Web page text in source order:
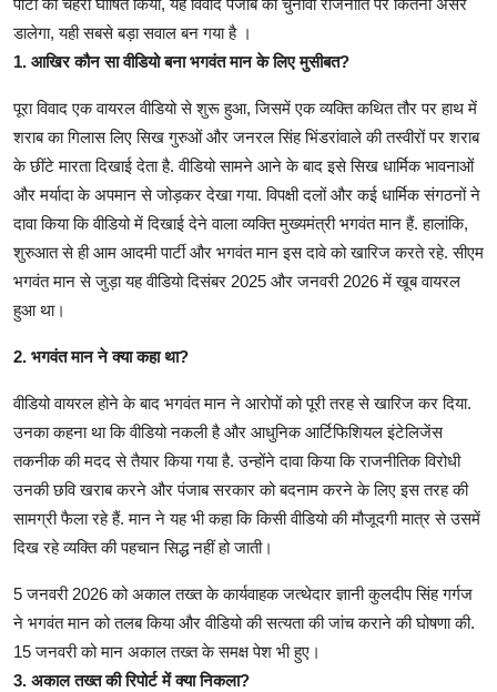
पार्टी का चेहरा घोषित किया, यह विवाद पंजाब की चुनावी राजनीति पर कितना असर
डालेगा, यही सबसे बड़ा सवाल बन गया है ।
1. आखिर कौन सा वीडियो बना भगवंत मान के लिए मुसीबत?
पूरा विवाद एक वायरल वीडियो से शुरू हुआ, जिसमें एक व्यक्ति कथित तौर पर हाथ में
शराब का गिलास लिए सिख गुरुओं और जनरल सिंह भिंडरांवाले की तस्वीरों पर शराब
के छींटे मारता दिखाई देता है. वीडियो सामने आने के बाद इसे सिख धार्मिक भावनाओं
और मर्यादा के अपमान से जोड़कर देखा गया. विपक्षी दलों और कई धार्मिक संगठनों ने
दावा किया कि वीडियो में दिखाई देने वाला व्यक्ति मुख्यमंत्री भगवंत मान हैं. हालांकि,
शुरुआत से ही आम आदमी पार्टी और भगवंत मान इस दावे को खारिज करते रहे. सीएम
भगवंत मान से जुड़ा यह वीडियो दिसंबर 2025 और जनवरी 2026 में खूब वायरल
हुआ था।
2. भगवंत मान ने क्या कहा था?
वीडियो वायरल होने के बाद भगवंत मान ने आरोपों को पूरी तरह से खारिज कर दिया.
उनका कहना था कि वीडियो नकली है और आधुनिक आर्टिफिशियल इंटेलिजेंस
तकनीक की मदद से तैयार किया गया है. उन्होंने दावा किया कि राजनीतिक विरोधी
उनकी छवि खराब करने और पंजाब सरकार को बदनाम करने के लिए इस तरह की
सामग्री फैला रहे हैं. मान ने यह भी कहा कि किसी वीडियो की मौजूदगी मात्र से उसमें
दिख रहे व्यक्ति की पहचान सिद्ध नहीं हो जाती।
5 जनवरी 2026 को अकाल तख्त के कार्यवाहक जत्थेदार ज्ञानी कुलदीप सिंह गर्गज
ने भगवंत मान को तलब किया और वीडियो की सत्यता की जांच कराने की घोषणा की.
15 जनवरी को मान अकाल तख्त के समक्ष पेश भी हुए।
3. अकाल तख्त की रिपोर्ट में क्या निकला?